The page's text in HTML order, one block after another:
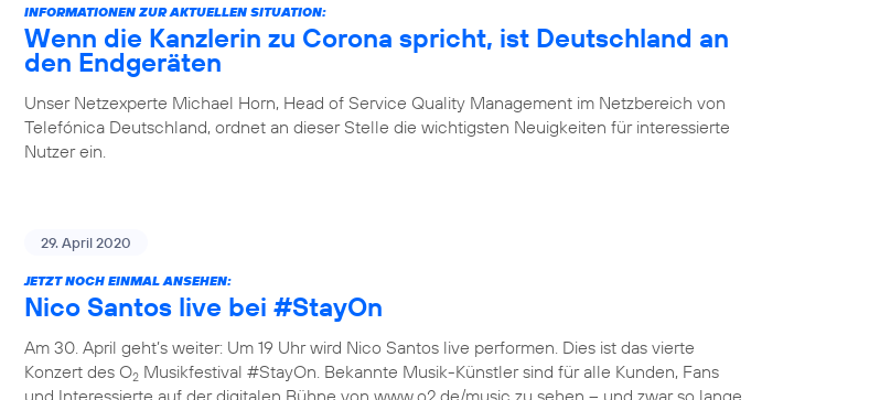
INFORMATIONEN ZUR AKTUELLEN SITUATION:
Wenn die Kanzlerin zu Corona spricht, ist Deutschland an
den Endgeräten
Unser Netzexperte Michael Horn, Head of Service Quality Management im Netzbereich von
Telefónica Deutschland, ordnet an dieser Stelle die wichtigsten Neuigkeiten für interessierte
Nutzer ein.
29. April 2020
JETZT NOCH EINMAL ANSEHEN:
Nico Santos live bei #StayOn
Am 30. April geht’s weiter: Um 19 Uhr wird Nico Santos live performen. Dies ist das vierte
Konzert des O2 Musikfestival #StayOn. Bekannte Musik-Künstler sind für alle Kunden, Fans
und Interessierte auf der digitalen Bühne von www.o2.de/music zu sehen – und zwar so lange,